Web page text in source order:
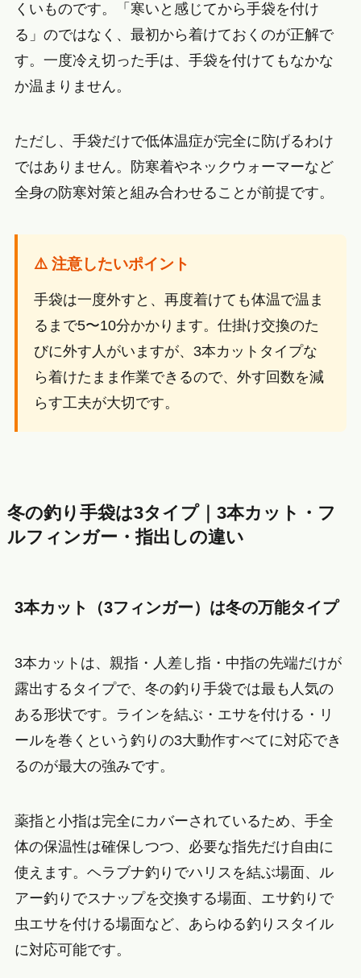
くいものです。「寒いと感じてから手袋を付け
る」のではなく、最初から着けておくのが正解で
す。一度冷え切った手は、手袋を付けてもなかな
か温まりません。
ただし、手袋だけで低体温症が完全に防げるわけ
ではありません。防寒着やネックウォーマーなど
全身の防寒対策と組み合わせることが前提です。
⚠️ 注意したいポイント
手袋は一度外すと、再度着けても体温で温ま
るまで5〜10分かかります。仕掛け交換のた
びに外す人がいますが、3本カットタイプな
ら着けたまま作業できるので、外す回数を減
らす工夫が大切です。
冬の釣り手袋は3タイプ｜3本カット・フ
ルフィンガー・指出しの違い
3本カット（3フィンガー）は冬の万能タイプ
3本カットは、親指・人差し指・中指の先端だけが
露出するタイプで、冬の釣り手袋では最も人気の
ある形状です。ラインを結ぶ・エサを付ける・リ
ールを巻くという釣りの3大動作すべてに対応でき
るのが最大の強みです。
薬指と小指は完全にカバーされているため、手全
体の保温性は確保しつつ、必要な指先だけ自由に
使えます。ヘラブナ釣りでハリスを結ぶ場面、ル
アー釣りでスナップを交換する場面、エサ釣りで
虫エサを付ける場面など、あらゆる釣りスタイル
に対応可能です。